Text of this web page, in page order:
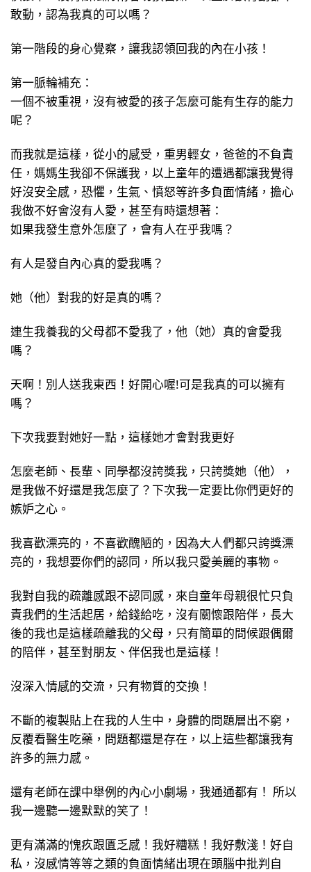
敢動，認為我真的可以嗎？
第一階段的身心覺察，讓我認領回我的內在小孩！
第一脈輪補充：
一個不被重視，沒有被愛的孩子怎麼可能有生存的能力
呢？
而我就是這樣，從小的感受，重男輕女，爸爸的不負責
任，媽媽生我卻不保護我，以上童年的遭遇都讓我覺得
好沒安全感，恐懼，生氣、憤怒等許多負面情緒，擔心
我做不好會沒有人愛，甚至有時還想著：
如果我發生意外怎麼了，會有人在乎我嗎？
有人是發自內心真的愛我嗎？
她（他）對我的好是真的嗎？
連生我養我的父母都不愛我了，他（她）真的會愛我
嗎？
天啊！別人送我東西！好開心喔!可是我真的可以擁有
嗎？
下次我要對她好一點，這樣她才會對我更好
怎麼老師、長輩、同學都沒誇獎我，只誇獎她（他），
是我做不好還是我怎麼了？下次我一定要比你們更好的
嫉妒之心。
我喜歡漂亮的，不喜歡醜陋的，因為大人們都只誇獎漂
亮的，我想要你們的認同，所以我只愛美麗的事物。
我對自我的疏離感跟不認同感，來自童年母親很忙只負
責我們的生活起居，給錢給吃，沒有關懷跟陪伴，長大
後的我也是這樣疏離我的父母，只有簡單的問候跟偶爾
的陪伴，甚至對朋友、伴侶我也是這樣！
沒深入情感的交流，只有物質的交換！
不斷的複製貼上在我的人生中，身體的問題層出不窮，
反覆看醫生吃藥，問題都還是存在，以上這些都讓我有
許多的無力感。
還有老師在課中舉例的內心小劇場，我通通都有！ 所以
我一邊聽一邊默默的笑了！
更有滿滿的愧疚跟匱乏感！我好糟糕！我好敷淺！好自
私，沒感情等等之類的負面情緒出現在頭腦中批判自